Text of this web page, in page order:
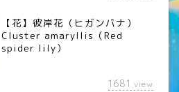
【花】彼岸花（ヒガンバナ）
Cluster amaryllis（Red
spider lily）
1681 view